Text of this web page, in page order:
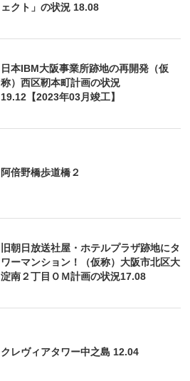
ェクト」の状況 18.08
日本IBM大阪事業所跡地の再開発（仮
称）西区靭本町計画の状況
19.12【2023年03月竣工】
阿倍野橋歩道橋２
旧朝日放送社屋・ホテルプラザ跡地にタ
ワーマンション！（仮称）大阪市北区大
淀南２丁目ＯＭ計画の状況17.08
クレヴィアタワー中之島 12.04